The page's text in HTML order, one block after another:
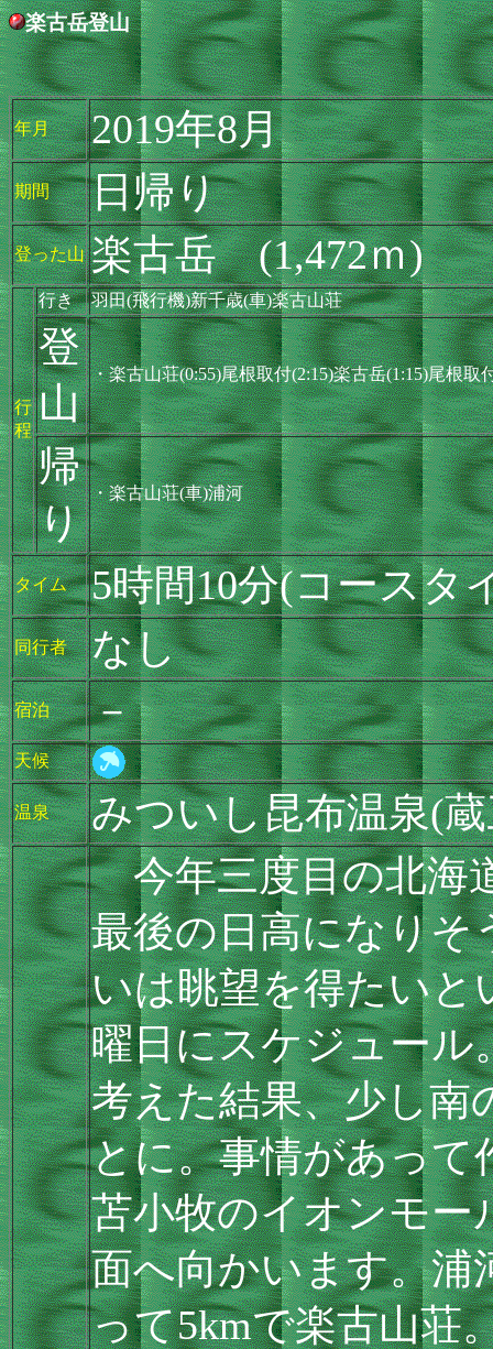
楽古岳登山
年月 2019年8月
期間 日帰り
登った山 楽古岳 (1,472ｍ)
行
程
行き 羽田(飛行機)新千歳(車)楽古山荘
登
山
・楽古山荘(0:55)尾根取付(2:15)楽古岳(1:15)尾根取
帰
り
・楽古山荘(車)浦河
タイム 5時間10分(コースタ
同行者 なし
宿泊 －
天候
温泉 みついし昆布温泉(
今年三度目の北海
最後の日高になりそ
いは眺望を得たいと
曜日にスケジュール
考えた結果、少し南
とに。事情があって
苫小牧のイオンモー
面へ向かいます。浦
って5kmで楽古山荘